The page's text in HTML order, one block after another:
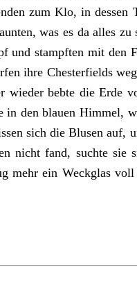
zum Klo, in
was es da alles
stampften mit
ihre Chesterfields
bebte die Erde
in den blauen
sich die Blusen
nicht fand, suchte
mehr ein Weckglas